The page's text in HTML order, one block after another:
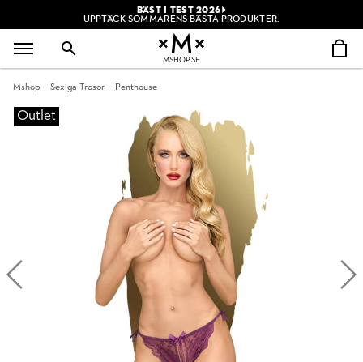
BÄST I TEST 2026
UPPTÄCK SOMMARENS BÄSTA PRODUKTER.
MSHOP.SE
Mshop Sexiga Trosor Penthouse
Outlet